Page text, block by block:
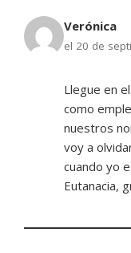
Verónica
el 20 de
Llegue en
como
nuestros
voy a
cuando yo
Eutanacia,